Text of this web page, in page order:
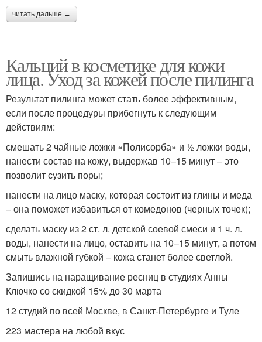
читать дальше →
Кальций в косметике для кожи
лица. Уход за кожей после пилинга
Результат пилинга может стать более эффективным,
если после процедуры прибегнуть к следующим
действиям:
смешать 2 чайные ложки «Полисорба» и ½ ложки воды,
нанести состав на кожу, выдержав 10–15 минут – это
позволит сузить поры;
нанести на лицо маску, которая состоит из глины и меда
– она поможет избавиться от комедонов (черных точек);
сделать маску из 2 ст. л. детской соевой смеси и 1 ч. л.
воды, нанести на лицо, оставить на 10–15 минут, а потом
смыть влажной губкой – кожа станет более светлой.
Запишись на наращивание ресниц в студиях Анны
Ключко со скидкой 15% до 30 марта
12 студий по всей Москве, в Санкт-Петербурге и Туле
223 мастера на любой вкус